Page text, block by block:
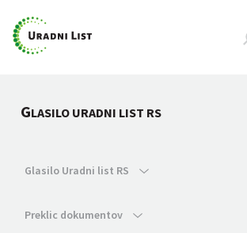
GLASILO URADNI LIST RS
Glasilo Uradni list RS
Preklic dokumentov